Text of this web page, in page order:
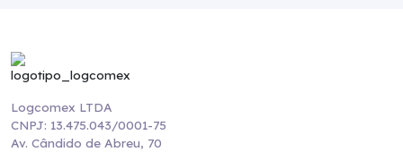
Logcomex LTDA
CNPJ: 13.475.043/0001-75
Av. Cândido de Abreu, 70